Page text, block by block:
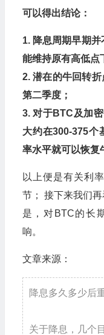
可以得出结论：
1. 降息周期早期
能维持原有高低点
2. 潜在的牛回转
第二季度；
3. 对于BTC及加
大约在300-375个
率水平就可以恢复
以上便是有关利
节； 接下来我们
是，对BTC的长
响。
文章来源：
降息多久多少后
关于降息，几个